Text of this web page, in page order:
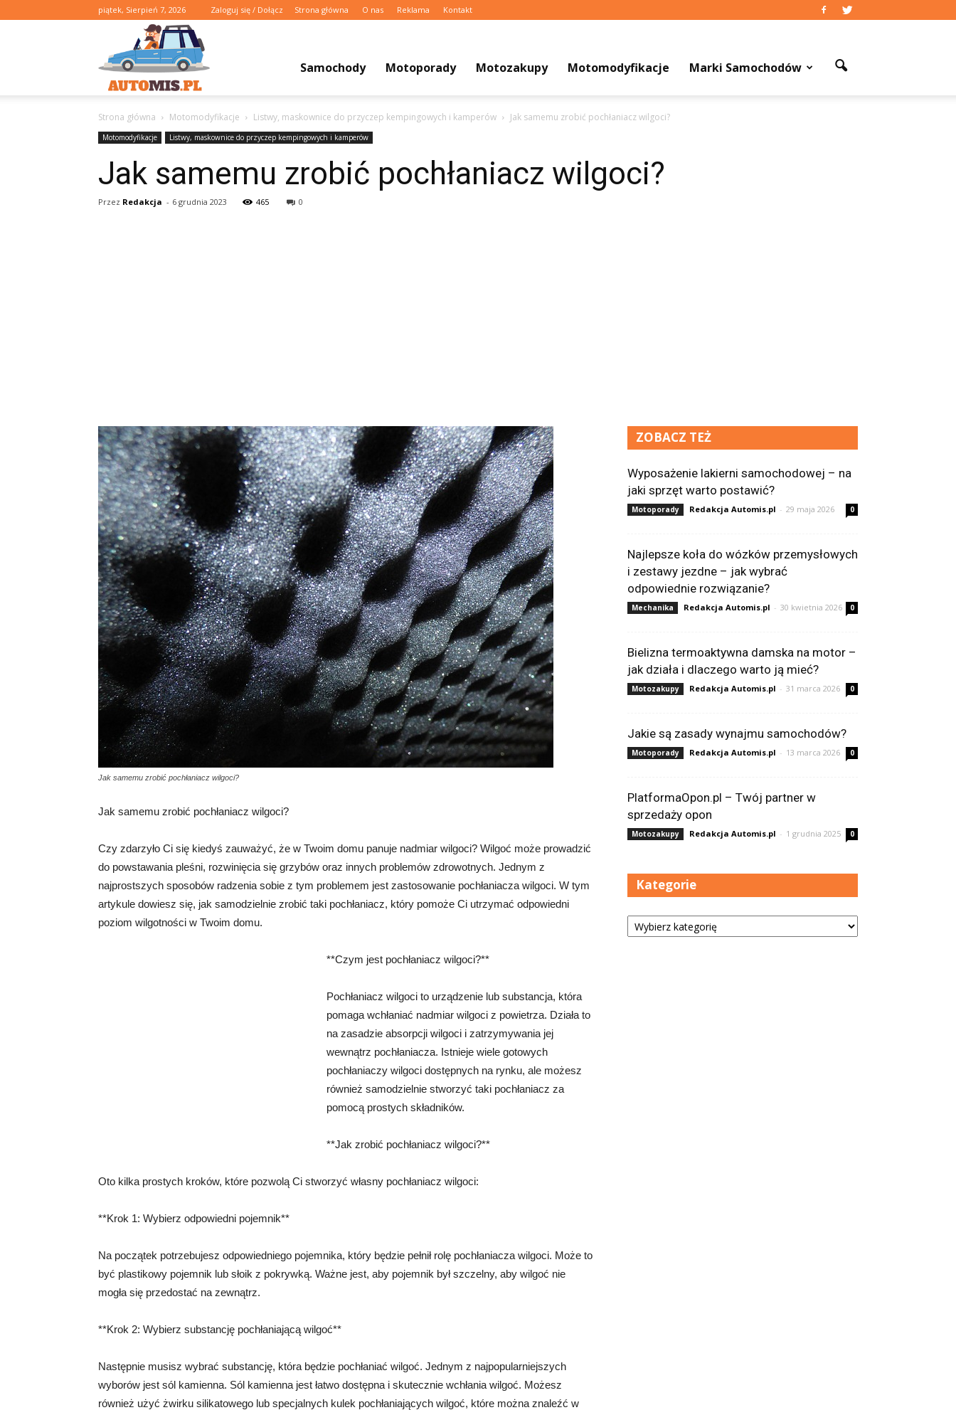
piątek, Sierpień 7, 2026 Zaloguj się / Dołącz Strona główna O nas Reklama Kontakt
Samochody Motoporady Motozakupy Motomodyfikacje Marki Samochodów
Strona główna Motomodyfikacje Listwy, maskownice do przyczep kempingowych i kamperów Jak samemu zrobić pochłaniacz wilgoci?
Motomodyfikacje Listwy, maskownice do przyczep kempingowych i kamperów
Jak samemu zrobić pochłaniacz wilgoci?
Przez Redakcja - 6 grudnia 2023 465 0
Jak samemu zrobić pochłaniacz wilgoci?
Jak samemu zrobić pochłaniacz wilgoci?
Czy zdarzyło Ci się kiedyś zauważyć, że w Twoim domu panuje nadmiar wilgoci? Wilgoć może prowadzić
do powstawania pleśni, rozwinięcia się grzybów oraz innych problemów zdrowotnych. Jednym z
najprostszych sposobów radzenia sobie z tym problemem jest zastosowanie pochłaniacza wilgoci. W tym
artykule dowiesz się, jak samodzielnie zrobić taki pochłaniacz, który pomoże Ci utrzymać odpowiedni
poziom wilgotności w Twoim domu.
**Czym jest pochłaniacz wilgoci?**
Pochłaniacz wilgoci to urządzenie lub substancja, która
pomaga wchłaniać nadmiar wilgoci z powietrza. Działa to
na zasadzie absorpcji wilgoci i zatrzymywania jej
wewnątrz pochłaniacza. Istnieje wiele gotowych
pochłaniaczy wilgoci dostępnych na rynku, ale możesz
również samodzielnie stworzyć taki pochłaniacz za
pomocą prostych składników.
**Jak zrobić pochłaniacz wilgoci?**
Oto kilka prostych kroków, które pozwolą Ci stworzyć własny pochłaniacz wilgoci:
**Krok 1: Wybierz odpowiedni pojemnik**
Na początek potrzebujesz odpowiedniego pojemnika, który będzie pełnił rolę pochłaniacza wilgoci. Może to
być plastikowy pojemnik lub słoik z pokrywką. Ważne jest, aby pojemnik był szczelny, aby wilgoć nie
mogła się przedostać na zewnątrz.
**Krok 2: Wybierz substancję pochłaniającą wilgoć**
Następnie musisz wybrać substancję, która będzie pochłaniać wilgoć. Jednym z najpopularniejszych
wyborów jest sól kamienna. Sól kamienna jest łatwo dostępna i skutecznie wchłania wilgoć. Możesz
również użyć żwirku silikatowego lub specjalnych kulek pochłaniających wilgoć, które można znaleźć w
ZOBACZ TEŻ
Wyposażenie lakierni samochodowej – na
jaki sprzęt warto postawić?
Motoporady Redakcja Automis.pl - 29 maja 2026 0
Najlepsze koła do wózków przemysłowych
i zestawy jezdne – jak wybrać
odpowiednie rozwiązanie?
Mechanika Redakcja Automis.pl - 30 kwietnia 2026 0
Bielizna termoaktywna damska na motor –
jak działa i dlaczego warto ją mieć?
Motozakupy Redakcja Automis.pl - 31 marca 2026 0
Jakie są zasady wynajmu samochodów?
Motoporady Redakcja Automis.pl - 13 marca 2026 0
PlatformaOpon.pl – Twój partner w
sprzedaży opon
Motozakupy Redakcja Automis.pl - 1 grudnia 2025 0
Kategorie
Kategorie